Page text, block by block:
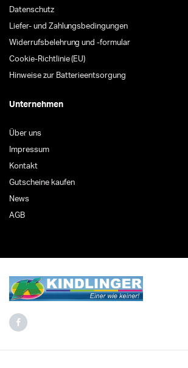
Datenschutz
Liefer- und Zahlungsbedingungen
Widerrufsbelehrung und -formular
Cookie-Richtlinie (EU)
Hinweise zur Batterieentsorgung
Unternehmen
Über uns
Impressum
Kontakt
Gutscheine kaufen
News
AGB